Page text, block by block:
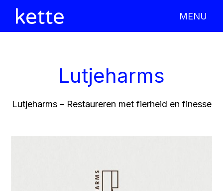
MENU
Lutjeharms
Lutjeharms – Restaureren met fierheid en finesse